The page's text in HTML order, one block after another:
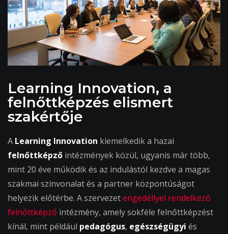
Learning Innovation, a
felnőttképzés elismert
szakértője
A Learning Innovation kiemelkedik a hazai
felnőttképző intézmények közül, ugyanis már több,
mint 20 éve működik és az indulástól kezdve a magas
szakmai színvonalat és a partner központúságot
helyezik előtérbe. A szervezetengedéllyel rendelkező
felnőttképző intézmény, amely sokféle felnőttképzést
kínál, mint például pedagógus, egészségügyi és